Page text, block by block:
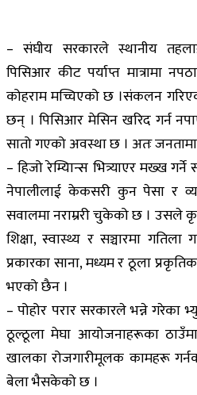
– संघीय सरकारले स्थानीय
पिसिआर कीट पर्याप्त मात्रामा
कोहराम मच्चिएको छ ।संकलन
छन् । पिसिआर मेसिन खरिद गर्न
सातो गएको अवस्था छ । अतः
– हिजो रेम्यिान्स भित्र्याएर मख्ख
नेपालीलाई केकसरी कुन पेसा र
सवालमा नराम्ररी चुकेको छ । उसले
शिक्षा, स्वास्थ्य र सञ्चारमा
प्रकारका साना, मध्यम र ठूला
भएको छैन ।
– पोहोर परार सरकारले भन्ने गरेका
ठूल्ठूला मेघा आयोजनाहरूका
खालका रोजगारीमूलक कामहरू
बेला भैसकेको छ ।